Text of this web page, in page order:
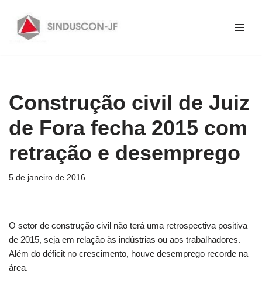
Pular
Construção civil de Juiz
de Fora fecha 2015 com
retração e desemprego
5 de janeiro de 2016
O setor de construção civil não terá uma retrospectiva positiva
de 2015, seja em relação às indústrias ou aos trabalhadores.
Além do déficit no crescimento, houve desemprego recorde na
área.